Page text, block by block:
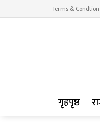
Terms & Condtion
गृहपृष्ठ